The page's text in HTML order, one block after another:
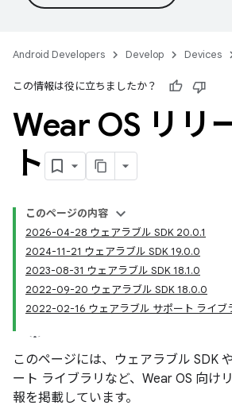
Android Developers Develop Devices
この情報は役に立ちましたか？
Wear OS リリ
ト
このページの内容
2026-04-28 ウェアラブル SDK 20.0.1
2024-11-21 ウェアラブル SDK 19.0.0
2023-08-31 ウェアラブル SDK 18.1.0
2022-09-20 ウェアラブル SDK 18.0.0
2022-02-16 ウェアラブル サポート ライブ
このページには、ウェアラブル SDK
ート ライブラリなど、Wear OS 向け
報を掲載しています。